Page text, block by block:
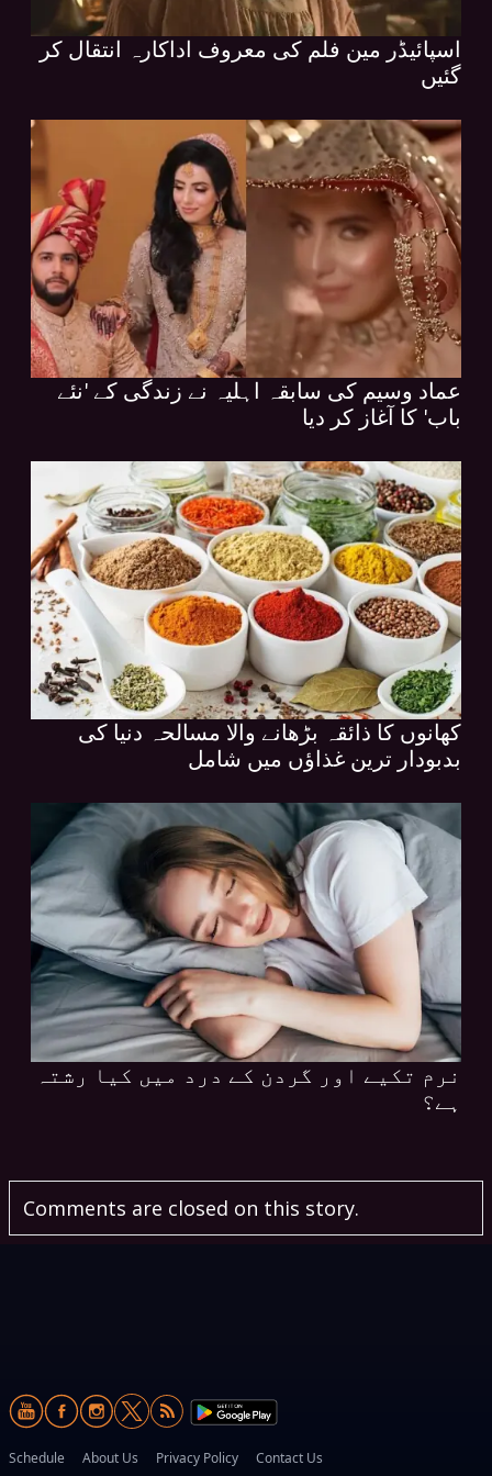
اسپائیڈر مین فلم کی معروف اداکارہ انتقال کر
گئیں
عماد وسیم کی سابقہ اہلیہ نے زندگی کے 'نئے
باب' کا آغاز کر دیا
کھانوں کا ذائقہ بڑھانے والا مسالحہ دنیا کی
بدبودار ترین غذاؤں میں شامل
نرم تکیے اور گردن کے درد میں کیا رشتہ
ہے؟
Comments are closed on this story.
Schedule About Us Privacy Policy Contact Us